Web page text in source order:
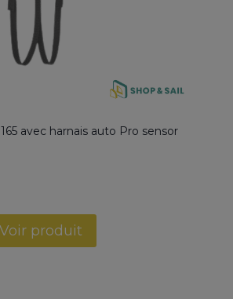
avec harnais auto Pro sensor
Voir produit